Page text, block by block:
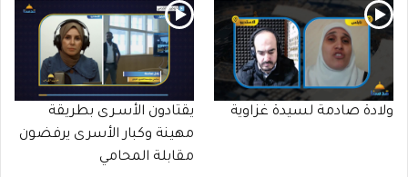
ولادة صادمة لسيدة غزاوية
يقتادون الأسـرى بطريقة
مهينة وكبار الأسرى يرفضون
مقابلة المحامي